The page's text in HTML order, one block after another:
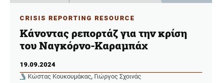
CRISIS REPORTING RESOURCE
Κάνοντας ρεπορτάζ για την κρίση
του Ναγκόρνο-Καραμπάχ
19.09.2024
Κώστας Κουκουμάκας, Γιώργος Σχοινάς